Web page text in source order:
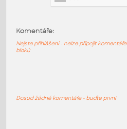
Ocel
Komentáře:
Nejste přihlášeni - nelze připojit komentáře
bloků
Dosud žádné komentáře - buďte první